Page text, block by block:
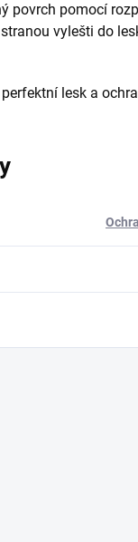
povrch pomocí
vylešti do
lesk a